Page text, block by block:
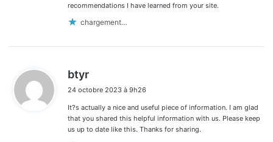
recommendations I have learned from your site.
chargement…
btyr
t
:
24 octobre 2023 à 9h26
It?s actually a nice and useful piece of information. I am glad
that you shared this helpful information with us. Please keep
us up to date like this. Thanks for sharing.